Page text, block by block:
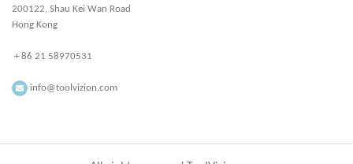
200122, Shau Kei Wan Road
Hong Kong
+ 86 21 58970531
info@toolvizion.com